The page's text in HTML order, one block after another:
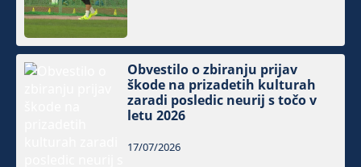
Obvestilo o zbiranju prijav
škode na prizadetih kulturah
zaradi posledic neurij s točo v
letu 2026
17/07/2026